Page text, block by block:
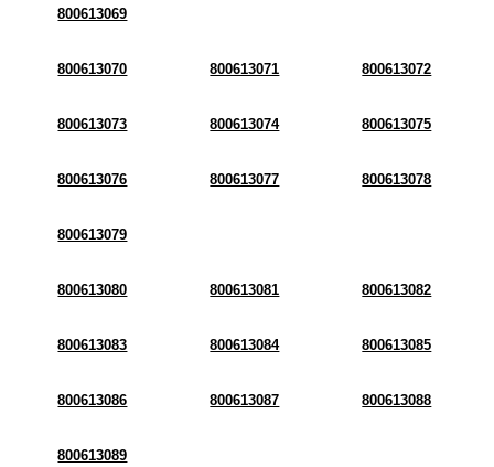
800613069
800613070 800613071 800613072
800613073 800613074 800613075
800613076 800613077 800613078
800613079
800613080 800613081 800613082
800613083 800613084 800613085
800613086 800613087 800613088
800613089